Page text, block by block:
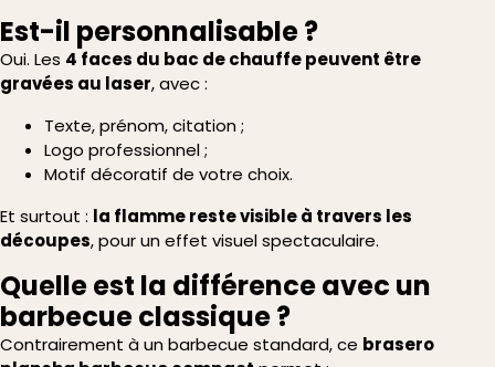
Est-il personnalisable ?
Oui. Les 4 faces du bac de chauffe peuvent être
gravées au laser, avec :
Texte, prénom, citation ;
Logo professionnel ;
Motif décoratif de votre choix.
Et surtout : la flamme reste visible à travers les
découpes, pour un effet visuel spectaculaire.
Quelle est la différence avec un
barbecue classique ?
Contrairement à un barbecue standard, ce brasero